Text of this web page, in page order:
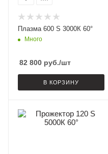
Плазма 600 S 3000К 60°
Много
82 800 руб./шт
В КОРЗИНУ